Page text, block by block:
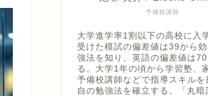
予備校講師
大学進学率1割以下の高校に入
受けた模試の偏差値は39から
強法を知り、英語の偏差値は70
る。大学1年の頃から学習塾、
予備校講師などで指導スキルを
自の勉強法を確立する。「丸暗